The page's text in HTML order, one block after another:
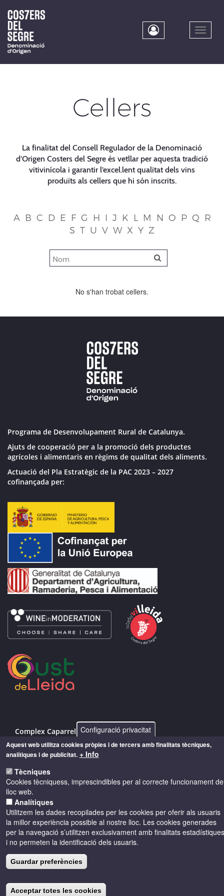
main
content
Toggle
Cellers
La finalitat del Consell Regulador de la Denominació
d’Origen Costers del Segre és vetllar per aquesta tradició
vitivinícola i garantir l’excel.lent qualitat dels vins
produïts als cellers que hi són inscrits.
A B C D E F G H I J K L M N O P Q
R
S T U V W X Y Z
No s'han trobat cellers.
Programa de Desenvolupament Rural de Catalunya.
Ajuts de cooperació per a la promoció dels productes
agrícoles i alimentaris en règims de qualitat dels aliments.
Actuació del Pla Estratègic de la PAC 2023 – 2027
cofinançada per:
Complex Caparrella, 97 25192 - Lleida
info@costersdelsegre.es
© Copyright 2026 - Drets reservats
Accessibilitat Avís legal Cookies
Política de privacitat
Configuració privacitat
Aquest web utilitza cookies pròpies i de tercers amb finalitats tècniques,
analítiques i de publicitat. + Info
Tècniques
Cookies tècniquess, imprescindibles per al correcte funcionament
lloc web.
Analítiques
Utilitzem les dades recopilades per les cookies per oferir als usuaris
la millor experiència possible al nostre lloc. Les cookies generades
per la navegació s’utilitzen exclusivament amb finalitats estadístiques
i no permeten la identificació dels usuaris.
Guardar preferències
Acceptar totes les cookies